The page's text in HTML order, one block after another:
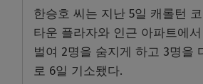
한승호 씨는 지난 5일 캐롤턴
타운 플라자와 인근 아파트에
벌여 2명을 숨지게 하고 3명을
로 6일 기소됐다.